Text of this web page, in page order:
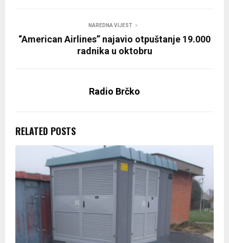
NAREDNA VIJEST
“American Airlines” najavio otpuštanje 19.000
radnika u oktobru
Radio Brčko
RELATED POSTS